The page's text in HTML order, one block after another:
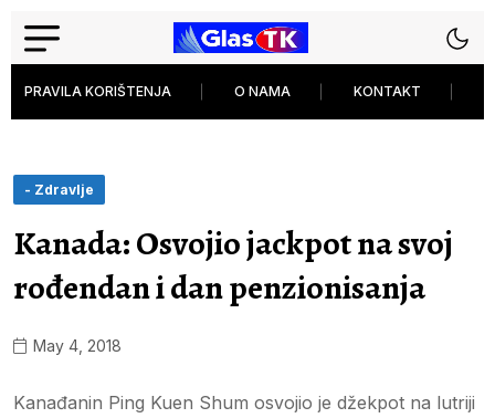
PRAVILA KORIŠTENJA O NAMA KONTAKT
- Zdravlje
Kanada: Osvojio jackpot na svoj
rođendan i dan penzionisanja
May 4, 2018
Kanađanin Ping Kuen Shum osvojio je džekpot na lutriji